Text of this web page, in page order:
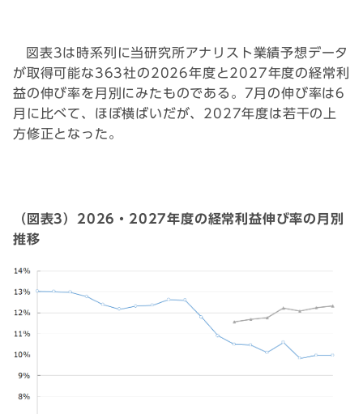
図表3は時系列に当研究所アナリスト業績予想データ
が取得可能な363社の2026年度と2027年度の経常利
益の伸び率を月別にみたものである。7月の伸び率は6
月に比べて、ほぼ横ばいだが、2027年度は若干の上
方修正となった。
（図表3）2026・2027年度の経常利益伸び率の月別
推移